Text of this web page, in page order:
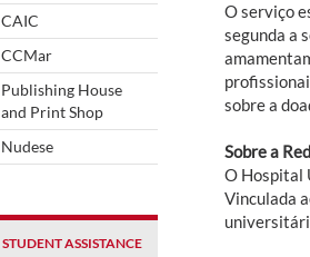
CAIC
CCMar
Publishing House
and Print Shop
Nudese
STUDENT ASSISTANCE
O serviço
segunda a
sobre a
Sobre a
O Hospital
Vinculada